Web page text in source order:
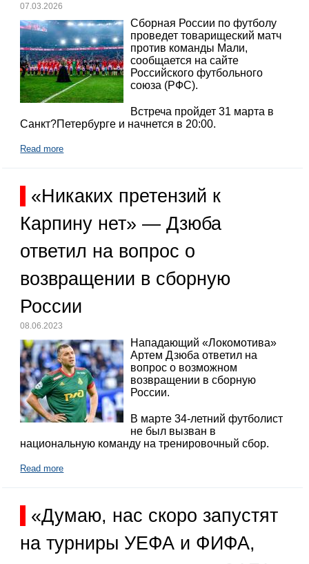
07.03.2026
Сборная России по футболу
проведет товарищеский матч
против команды Мали,
сообщается на сайте
Российского футбольного
союза (РФС).
Встреча пройдет 31 марта в
Санкт?Петербурге и начнется в 20:00.
Read more
«Никаких претензий к
Карпину нет» — Дзюба
ответил на вопрос о
возвращении в сборную
России
08.06.2023
Нападающий «Локомотива»
Артем Дзюба ответил на
вопрос о возможном
возвращении в сборную
России.
В марте 34-летний футболист
не был вызван в
национальную команду на тренировочный сбор.
Read more
«Думаю, нас скоро запустят
на турниры УЕФА и ФИФА,